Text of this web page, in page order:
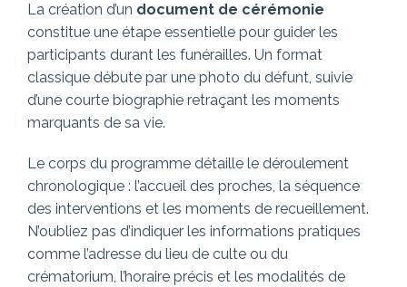
La création d’un document de cérémonie
constitue une étape essentielle pour guider les
participants durant les funérailles. Un format
classique débute par une photo du défunt, suivie
d’une courte biographie retraçant les moments
marquants de sa vie.
Le corps du programme détaille le déroulement
chronologique : l’accueil des proches, la séquence
des interventions et les moments de recueillement.
N’oubliez pas d’indiquer les informations pratiques
comme l’adresse du lieu de culte ou du
crématorium, l’horaire précis et les modalités de